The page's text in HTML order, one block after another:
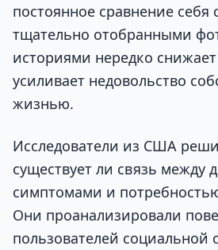
постоянное сравнение себя
тщательно отобранными
историями нередко
усиливает недовольство
жизнью.
Исследователи из США
существует ли связь между
симптомами и
Они проанализировали
пользователей социальной